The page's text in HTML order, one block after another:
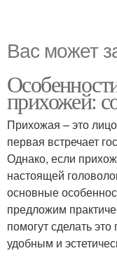
Вас может
прихожей:
Прихожая – это
первая встречает
Однако, если
настоящей
основные
предложим
помогут сделать
удобным и